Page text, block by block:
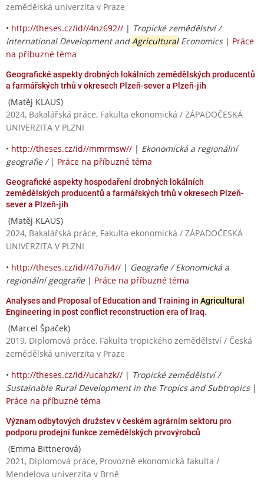
zemědělská univerzita v Praze
• http://theses.cz/id//4nz692// | Tropické zemědělství /
International Development andAgriculturalEconomics| Práce
na příbuzné téma
Geografické aspekty drobných lokálních zemědělských producentů
a farmářských trhů v okresech Plzeň-sever a Plzeň-jih
(Matěj KLAUS)
2024, Bakalářská práce, Fakulta ekonomická / ZÁPADOČESKÁ
UNIVERZITA V PLZNI
• http://theses.cz/id//mmrmsw// | Ekonomická a regionální
geografie / | Práce na příbuzné téma
Geografické aspekty hospodaření drobných lokálních
zemědělských producentů a farmářských trhů v okresech Plzeň-
sever a Plzeň-jih
(Matěj KLAUS)
2024, Bakalářská práce, Fakulta ekonomická / ZÁPADOČESKÁ
UNIVERZITA V PLZNI
• http://theses.cz/id//47o7i4// | Geografie / Ekonomická a
regionální geografie| Práce na příbuzné téma
Analyses and Proposal of Education and Training in Agricultural
Engineering in post conflict reconstruction era of Iraq.
(Marcel Špaček)
2019, Diplomová práce, Fakulta tropického zemědělství / Česká
zemědělská univerzita v Praze
• http://theses.cz/id//ucahzk// | Tropické zemědělství /
Sustainable Rural Development in the Tropics and Subtropics|
Práce na příbuzné téma
Význam odbytových družstev v českém agrárním sektoru pro
podporu prodejní funkce zemědělských prvovýrobců
(Emma Bittnerová)
2021, Diplomová práce, Provozně ekonomická fakulta /
Mendelova univerzita v Brně